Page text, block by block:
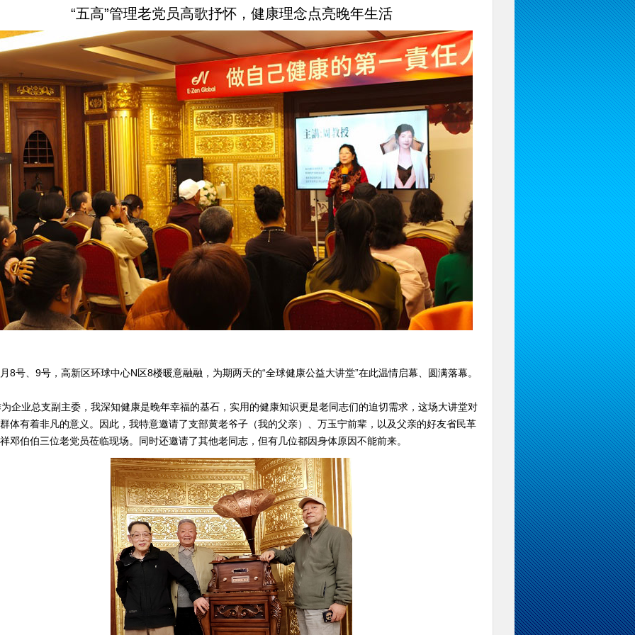
“五高”管理老党员高歌抒怀，健康理念点亮晚年生活
号、9号，高新区环球中心N区8楼暖意融融，为期两天的“全球健康公益大讲堂”在此温情启幕、圆满落幕。
业总支副主委，我深知健康是晚年幸福的基石，实用的健康知识更是老同志们的迫切需求，这场大讲堂对
体有着非凡的意义。因此，我特意邀请了支部黄老爷子（我的父亲）、万玉宁前辈，以及父亲的好友省民革
邓伯伯三位老党员莅临现场。同时还邀请了其他老同志，但有几位都因身体原因不能前来。